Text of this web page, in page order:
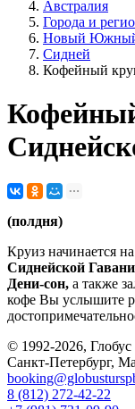
Австралия
Города и
Новый
Сидней
Кофейный
(полдня)
Круиз начинается
Сиднейской Гавани
Дени-сон, а также
кофе Вы услышите
© 1992-2026, Глобус
Санкт-Петербург,
8 (812) 272-42-22